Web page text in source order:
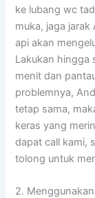
ke lubang wc
muka, jaga
api akan
Lakukan hingga
menit dan
problemnya,
tetap sama,
keras yang
dapat call kami,
tolong untuk
2.